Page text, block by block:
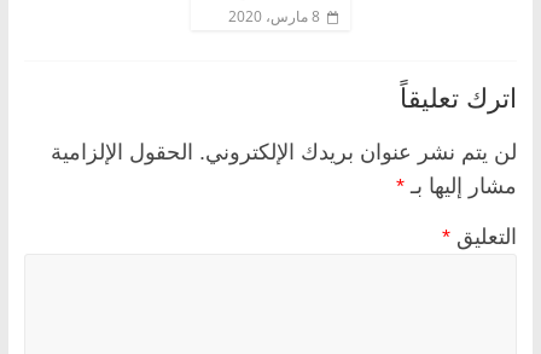
8 مارس، 2020
اترك تعليقاً
لن يتم نشر عنوان بريدك الإلكتروني. الحقول الإلزامية
مشار إليها بـ *
التعليق *